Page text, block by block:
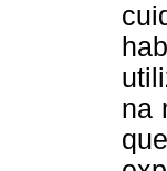
na